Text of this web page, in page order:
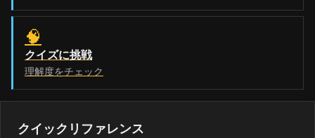
🧠
クイズに挑戦
理解度をチェック
クイックリファレンス